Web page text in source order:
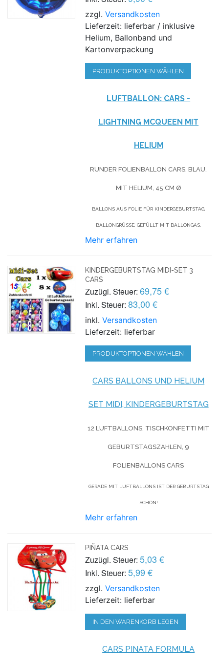
zzgl.Versandkosten
Lieferzeit: lieferbar / inklusive
Helium, Ballonband und
Kartonverpackung
PRODUKTOPTIONEN WÄHLEN
LUFTBALLON: CARS -
LIGHTNING MCQUEEN MIT
HELIUM
RUNDER FOLIENBALLON CARS, BLAU,
MIT HELIUM, 45 CM Ø
BALLONS AUS FOLIE FÜR KINDERGEBURTSTAG,
BALLONGRÜSSE, GEFÜLLT MIT BALLONGAS.
Mehr erfahren
KINDERGEBURTSTAG MIDI-SET 3
CARS
Zuzügl. Steuer: 69,75 €
Inkl. Steuer: 83,00 €
inkl.Versandkosten
Lieferzeit: lieferbar
PRODUKTOPTIONEN WÄHLEN
CARS BALLONS UND HELIUM
SET MIDI, KINDERGEBURTSTAG
12 LUFTBALLONS, TISCHKONFETTI MIT
GEBURTSTAGSZAHLEN, 9
FOLIENBALLONS CARS
GERADE MIT LUFTBALLONS IST DER GEBURTSTAG
SCHÖN!
Mehr erfahren
PIÑATA CARS
Zuzügl. Steuer: 5,03 €
Inkl. Steuer: 5,99 €
zzgl.Versandkosten
Lieferzeit: lieferbar
IN DEN WARENKORB LEGEN
CARS PINATA FORMULA